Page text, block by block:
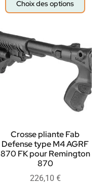
Choix des options
Crosse pliante Fab
Defense type M4 AGRF
870 FK pour Remington
870
226,10 €